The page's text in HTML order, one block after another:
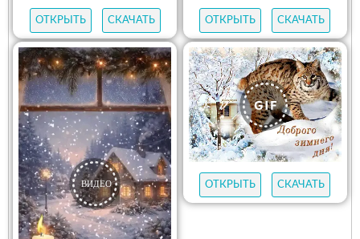
ОТКРЫТЬ СКАЧАТЬ ОТКРЫТЬ СКАЧАТЬ
ОТКРЫТЬ СКАЧАТЬ